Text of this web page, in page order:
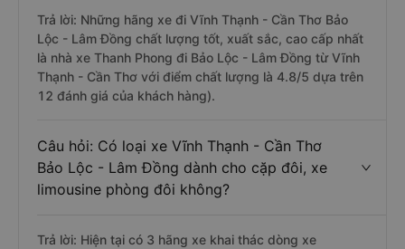
Trả lời: Những hãng xe đi Vĩnh Thạnh - Cần Thơ Bảo
Lộc - Lâm Đồng chất lượng tốt, xuất sắc, cao cấp nhất
là nhà xe Thanh Phong đi Bảo Lộc - Lâm Đồng từ Vĩnh
Thạnh - Cần Thơ với điểm chất lượng là 4.8/5 dựa trên
12 đánh giá của khách hàng).
Câu hỏi: Có loại xe Vĩnh Thạnh - Cần Thơ
Bảo Lộc - Lâm Đồng dành cho cặp đôi, xe
limousine phòng đôi không?
Trả lời: Hiện tại có 3 hãng xe khai thác dòng xe